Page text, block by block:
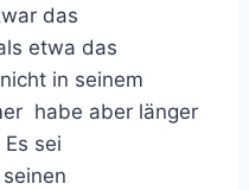
das
etwa das
in seinem
habe aber länger
sei